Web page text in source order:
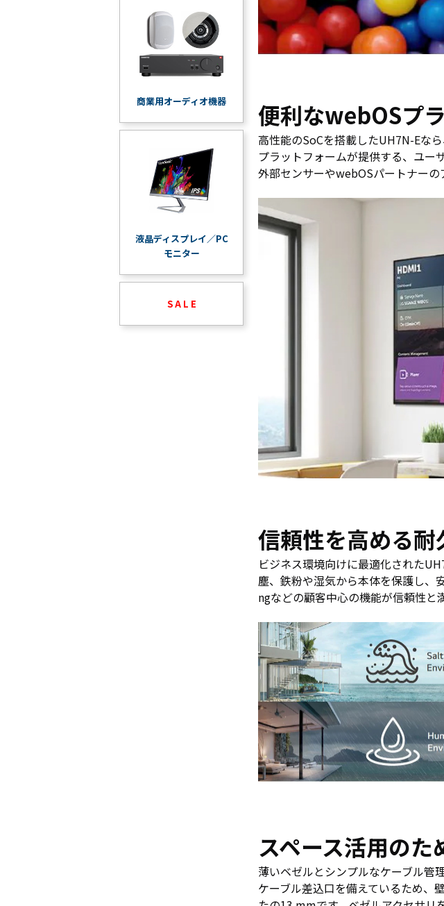
便利なwebOSプ
高性能のSoCを搭載したUH7N-Eな
プラットフォームが提供する、ユー
外部センサーやwebOSパートナーの
信頼性を高める耐
ビジネス環境向けに最適化された
塵、鉄粉や湿気から本体を保護し
ngなどの顧客中心の機能が信頼性と
スペース活用のた
薄いベゼルとシンプルなケーブル管
ケーブル差込口を備えているため、
商業用オーディオ機器
液晶ディスプレイ／PC
モニター
S A L E